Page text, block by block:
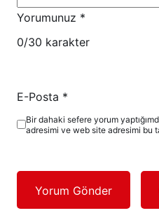
Yorumunuz *
0/30 karakter
E-Posta *
Bir dahaki sefere yorum
adresimi ve web site adresimi bu
Yorum Gönder